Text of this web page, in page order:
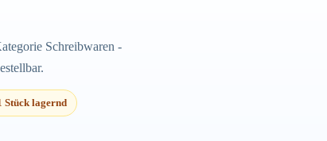
Schreibwaren -
Stück lagernd